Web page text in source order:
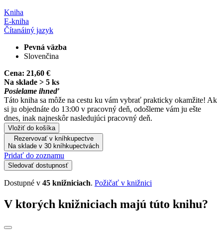
Kniha
E-kniha
Čítanáiný jazyk
Pevná väzba
Slovenčina
Cena: 21,60 €
Na sklade > 5 ks
Posielame ihneď
Táto kniha sa môže na cestu ku vám vybrať prakticky okamžite! Ak
si ju objednáte do 13:00 v pracovný deň, odošleme vám ju ešte
dnes, inak najneskôr nasledujúci pracovný deň.
Vložiť do košíka
Rezervovať v kníhkupectve
Na sklade v 30 kníhkupectvách
Pridať do zoznamu
Sledovať dostupnosť
Dostupné v 45 knižniciach. Požičať v knižnici
V ktorých knižniciach majú túto knihu?